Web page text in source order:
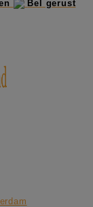
Bel gerust